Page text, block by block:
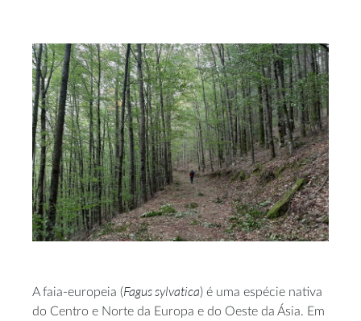
A faia-europeia (Fagus sylvatica) é uma espécie nativa
do Centro e Norte da Europa e do Oeste da Ásia. Em